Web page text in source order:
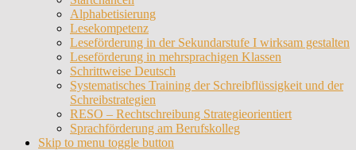
Alphabetisierung
Lesekompetenz
Leseförderung in der Sekundarstufe I wirksam gestalten
Leseförderung in mehrsprachigen Klassen
Schrittweise Deutsch
Systematisches Training der Schreibflüssigkeit und der
Schreibstrategien
RESO – Rechtschreibung Strategieorientiert
Sprachförderung am Berufskolleg
Skip to menu toggle button